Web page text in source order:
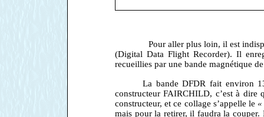
Pour aller plus loin, il est
(Digital Data Flight Recorder). Il
recueillies par une bande magnétique
La bande DFDR fait environ
constructeur FAIRCHILD, c’est à dire
constructeur, et ce collage s’appelle le«
mais pour la retirer, il faudra la couper.